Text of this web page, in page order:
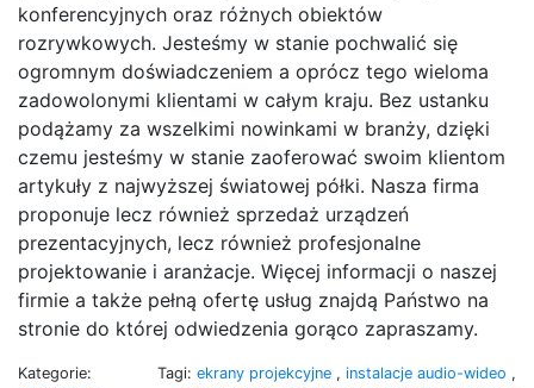
konferencyjnych oraz różnych obiektów
rozrywkowych. Jesteśmy w stanie pochwalić się
ogromnym doświadczeniem a oprócz tego wieloma
zadowolonymi klientami w całym kraju. Bez ustanku
podążamy za wszelkimi nowinkami w branży, dzięki
czemu jesteśmy w stanie zaoferować swoim klientom
artykuły z najwyższej światowej półki. Nasza firma
proponuje lecz również sprzedaż urządzeń
prezentacyjnych, lecz również profesjonalne
projektowanie i aranżacje. Więcej informacji o naszej
firmie a także pełną ofertę usług znajdą Państwo na
stronie do której odwiedzenia gorąco zapraszamy.
Kategorie:
Tagi: ekrany projekcyjne , instalacje audio-wideo ,